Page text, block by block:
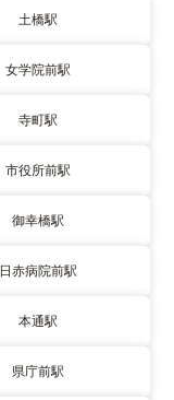
土橋駅
女学院前駅
寺町駅
市役所前駅
御幸橋駅
日赤病院前駅
本通駅
県庁前駅